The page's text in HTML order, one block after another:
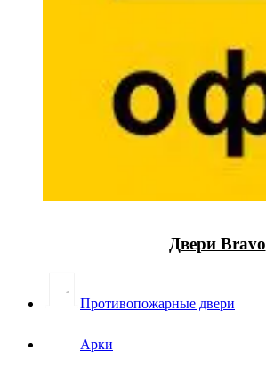
Двери Bravo
Противопожарные двери
Арки